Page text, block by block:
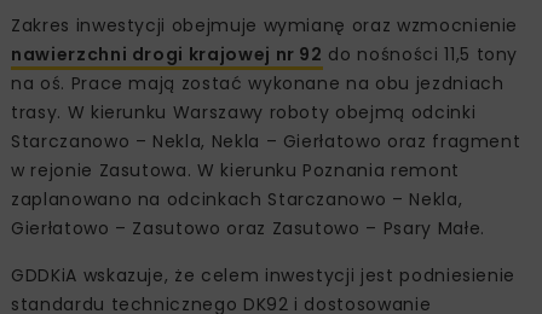
Zakres inwestycji obejmuje wymianę oraz wzmocnienie
nawierzchni drogi krajowej nr 92 do nośności 11,5 tony
na oś. Prace mają zostać wykonane na obu jezdniach
trasy. W kierunku Warszawy roboty obejmą odcinki
Starczanowo – Nekla, Nekla – Gierłatowo oraz fragment
w rejonie Zasutowa. W kierunku Poznania remont
zaplanowano na odcinkach Starczanowo – Nekla,
Gierłatowo – Zasutowo oraz Zasutowo – Psary Małe.
GDDKiA wskazuje, że celem inwestycji jest podniesienie
standardu technicznego DK92 i dostosowanie